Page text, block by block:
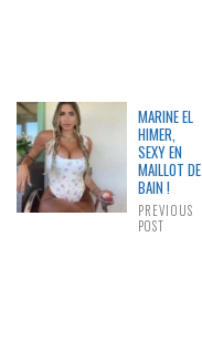
MARINE EL
HIMER,
SEXY EN
MAILLOT DE
BAIN !
PREVIOUS
POST